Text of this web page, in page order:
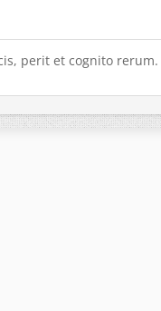
perit et cognito rerum.